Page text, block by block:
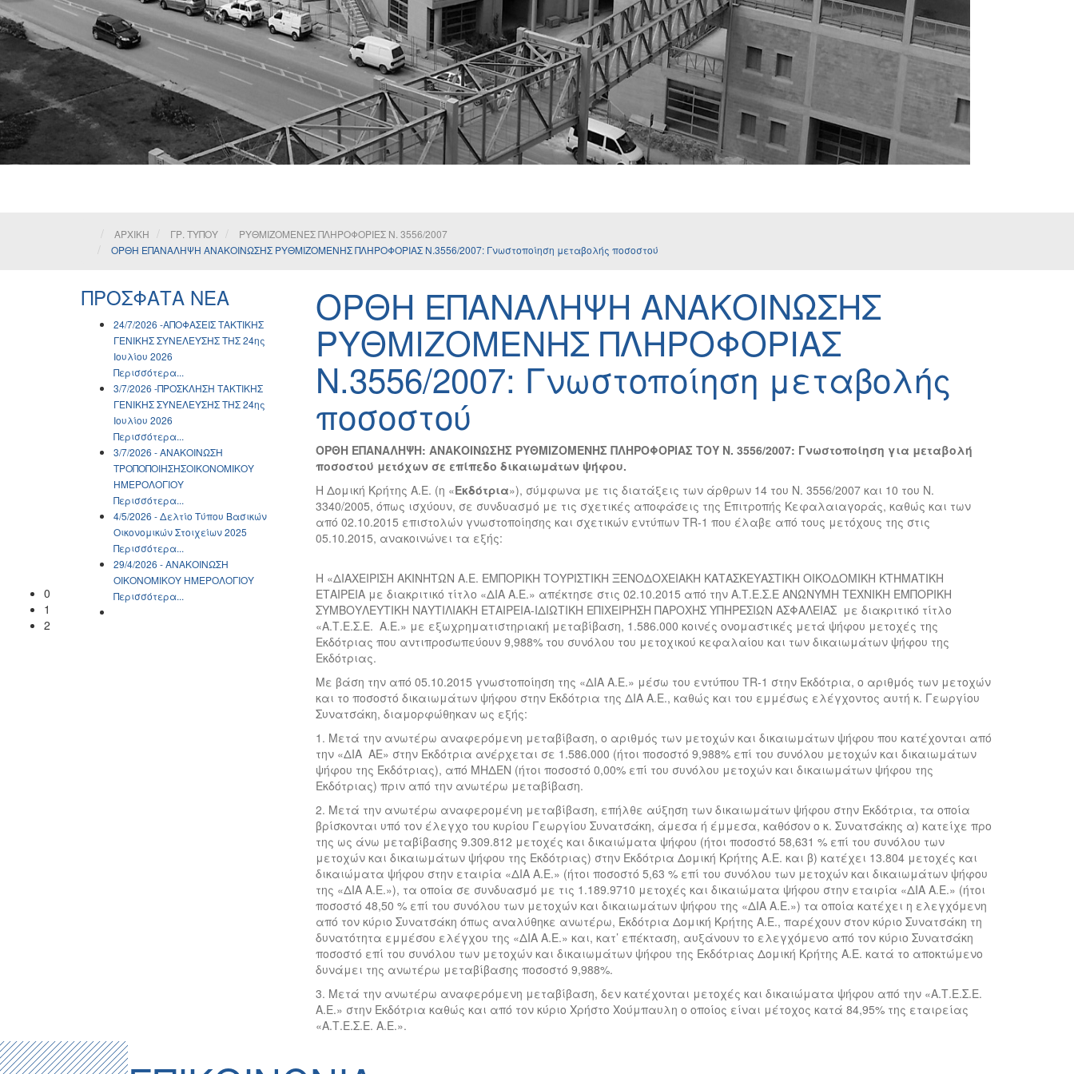
0
1
2
ΑΡΧΙΚΗ ΓΡ. ΤΥΠΟΥ
ΡΥΘΜΙΖΟΜΕΝΕΣ ΠΛΗΡΟΦΟΡΙΕΣ Ν. 3556/2007
ΟΡΘΗ ΕΠΑΝΑΛΗΨΗ ΑΝΑΚΟΙΝΩΣΗΣ ΡΥΘΜΙΖΟΜΕΝΗΣ ΠΛΗΡΟΦΟΡΙΑΣ Ν.3556/2007: Γνωστοποίηση μεταβολής ποσοστού
ΠΡΟΣΦΑΤΑ ΝΕΑ
24/7/2026 -ΑΠΟΦΑΣΕΙΣ ΤΑΚΤΙΚΗΣ
ΓΕΝΙΚΗΣ ΣΥΝΕΛΕΥΣΗΣ ΤΗΣ 24ης
Ιουλίου 2026
Περισσότερα...
3/7/2026 -ΠΡΟΣΚΛΗΣΗ ΤΑΚΤΙΚΗΣ
ΓΕΝΙΚΗΣ ΣΥΝΕΛΕΥΣΗΣ ΤΗΣ 24ης
Ιουλίου 2026
Περισσότερα...
3/7/2026 - ΑΝΑΚΟΙΝΩΣH
ΤΡΟΠΟΠΟΙΗΣΗΣΟΙΚΟΝΟΜΙΚΟΥ
ΗΜΕΡΟΛΟΓΙΟΥ
Περισσότερα...
4/5/2026 - Δελτίο Τύπου Βασικών
Οικονομικών Στοιχείων 2025
Περισσότερα...
29/4/2026 - ΑΝΑΚΟΙΝΩΣH
ΟΙΚΟΝΟΜΙΚΟΥ ΗΜΕΡΟΛΟΓΙΟΥ
Περισσότερα...
ΟΡΘΗ ΕΠΑΝΑΛΗΨΗ ΑΝΑΚΟΙΝΩΣΗΣ
ΡΥΘΜΙΖΟΜΕΝΗΣ ΠΛΗΡΟΦΟΡΙΑΣ
Ν.3556/2007: Γνωστοποίηση μεταβολής
ποσοστού
ΟΡΘΗ ΕΠΑΝΑΛΗΨΗ: ΑΝΑΚΟΙΝΩΣΗΣ ΡΥΘΜΙΖΟΜΕΝΗΣ ΠΛΗΡΟΦΟΡΙΑΣ ΤΟΥ Ν. 3556/2007: Γνωστοποίηση για μεταβολή
ποσοστού μετόχων σε επίπεδο δικαιωμάτων ψήφου.
Η Δομική Κρήτης Α.Ε. (η «Εκδότρια»), σύμφωνα με τις διατάξεις των άρθρων 14 του Ν. 3556/2007 και 10 του Ν.
3340/2005, όπως ισχύουν, σε συνδυασμό με τις σχετικές αποφάσεις της Επιτροπής Κεφαλαιαγοράς, καθώς και των
από 02.10.2015 επιστολών γνωστοποίησης και σχετικών εντύπων TR-1 που έλαβε από τους μετόχους της στις
05.10.2015, ανακοινώνει τα εξής:
Η «ΔΙΑΧΕΙΡΙΣΗ ΑΚΙΝΗΤΩΝ Α.Ε. ΕΜΠΟΡΙΚΗ ΤΟΥΡΙΣΤΙΚΗ ΞΕΝΟΔΟΧΕΙΑΚΗ ΚΑΤΑΣΚΕΥΑΣΤΙΚΗ ΟΙΚΟΔΟΜΙΚΗ ΚΤΗΜΑΤΙΚΗ
ΕΤΑΙΡΕΙΑ με διακριτικό τίτλο «ΔΙΑ Α.Ε.» απέκτησε στις 02.10.2015 από την Α.Τ.Ε.Σ.Ε ΑΝΩΝΥΜΗ ΤΕΧΝΙΚΗ ΕΜΠΟΡΙΚΗ
ΣΥΜΒΟΥΛΕΥΤΙΚΗ ΝΑΥΤΙΛΙΑΚΗ ΕΤΑΙΡΕΙΑ-ΙΔΙΩΤΙΚΗ ΕΠΙΧΕΙΡΗΣΗ ΠΑΡΟΧΗΣ ΥΠΗΡΕΣΙΩΝ ΑΣΦΑΛΕΙΑΣ με διακριτικό τίτλο
«A.Τ.Ε.Σ.Ε. Α.Ε.» με εξωχρηματιστηριακή μεταβίβαση, 1.586.000 κοινές ονομαστικές μετά ψήφου μετοχές της
Εκδότριας που αντιπροσωπεύουν 9,988% του συνόλου του μετοχικού κεφαλαίου και των δικαιωμάτων ψήφου της
Εκδότριας.
Με βάση την από 05.10.2015 γνωστοποίηση της «ΔΙΑ Α.Ε.» μέσω του εντύπου TR-1 στην Εκδότρια, ο αριθμός των μετοχών
και το ποσοστό δικαιωμάτων ψήφου στην Εκδότρια της ΔΙΑ Α.Ε., καθώς και του εμμέσως ελέγχοντος αυτή κ. Γεωργίου
Συνατσάκη, διαμορφώθηκαν ως εξής:
1. Μετά την ανωτέρω αναφερόμενη μεταβίβαση, ο αριθμός των μετοχών και δικαιωμάτων ψήφου που κατέχονται από
την «ΔΙΑ ΑΕ» στην Εκδότρια ανέρχεται σε 1.586.000 (ήτοι ποσοστό 9,988% επί του συνόλου μετοχών και δικαιωμάτων
ψήφου της Εκδότριας), από ΜΗΔΕΝ (ήτοι ποσοστό 0,00% επί του συνόλου μετοχών και δικαιωμάτων ψήφου της
Εκδότριας) πριν από την ανωτέρω μεταβίβαση.
2. Μετά την ανωτέρω αναφερομένη μεταβίβαση, επήλθε αύξηση των δικαιωμάτων ψήφου στην Εκδότρια, τα οποία
βρίσκονται υπό τον έλεγχο του κυρίου Γεωργίου Συνατσάκη, άμεσα ή έμμεσα, καθόσον ο κ. Συνατσάκης α) κατείχε προ
της ως άνω μεταβίβασης 9.309.812 μετοχές και δικαιώματα ψήφου (ήτοι ποσοστό 58,631 % επί του συνόλου των
μετοχών και δικαιωμάτων ψήφου της Εκδότριας) στην Εκδότρια Δομική Κρήτης Α.Ε. και β) κατέχει 13.804 μετοχές και
δικαιώματα ψήφου στην εταιρία «ΔΙΑ Α.Ε.» (ήτοι ποσοστό 5,63 % επί του συνόλου των μετοχών και δικαιωμάτων ψήφου
της «ΔΙΑ Α.Ε.»), τα οποία σε συνδυασμό με τις 1.189.9710 μετοχές και δικαιώματα ψήφου στην εταιρία «ΔΙΑ Α.Ε.» (ήτοι
ποσοστό 48,50 % επί του συνόλου των μετοχών και δικαιωμάτων ψήφου της «ΔΙΑ Α.Ε.») τα οποία κατέχει η ελεγχόμενη
από τον κύριο Συνατσάκη όπως αναλύθηκε ανωτέρω, Εκδότρια Δομική Κρήτης Α.Ε., παρέχουν στον κύριο Συνατσάκη τη
δυνατότητα εμμέσου ελέγχου της «ΔΙΑ Α.Ε.» και, κατ’ επέκταση, αυξάνουν το ελεγχόμενο από τον κύριο Συνατσάκη
ποσοστό επί του συνόλου των μετοχών και δικαιωμάτων ψήφου της Εκδότριας Δομική Κρήτης Α.Ε. κατά το αποκτώμενο
δυνάμει της ανωτέρω μεταβίβασης ποσοστό 9,988%.
3. Μετά την ανωτέρω αναφερόμενη μεταβίβαση, δεν κατέχονται μετοχές και δικαιώματα ψήφου από την «A.Τ.Ε.Σ.Ε.
Α.Ε.» στην Εκδότρια καθώς και από τον κύριο Χρήστο Χούμπαυλη ο οποίος είναι μέτοχος κατά 84,95% της εταιρείας
«Α.Τ.Ε.Σ.Ε. Α.Ε.».